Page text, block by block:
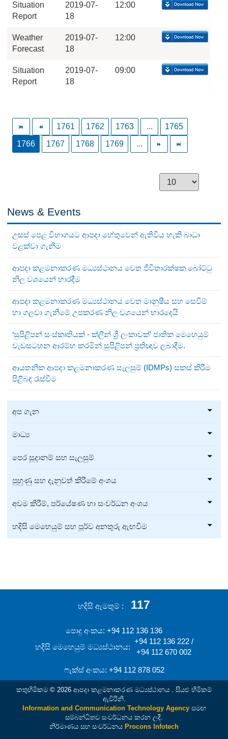
Situation
Report
2019-07-
18
12:00
Weather
Forecast
2019-07-
18
12:00
Situation
Report
2019-07-
18
09:00
1761 1762 1763 ...
1765
1766
1767 1768 1769 ...
News & Events
උසස් පෙළ විභාගයට ආපදා හේතුවෙන් ඇතිවිය හැකි බාධා
වළක්වා ගැනීම
ආපදා කළමනාකරණ මධ්‍යස්ථානය වෙත ජීවිතාරක්ෂක බෝට්ටු
නිල වශයෙන් භාරදීම
ආපදා කළමනාකරණ මධ්‍යස්ථානය වෙත මානුෂීය සහ සෙවීම්
හා ගලවා ගැනීමේ උපකරණ නිල වශයෙන් භාරදෙයි
‘සුපිළිපන් සංස්කෘතියක් - ක්ලීන් ශ්‍රී ලංකාවක්’ ජාතික මෙහෙයුම්
වැඩසටහන ආරම්භ කරමින් සුපිළිපන් ප්‍රතිඥාව ලබාදීම.
ආයතනික ආපදා කළමනාකරණ සැලසුම් (IDMPs) සකස් කිරීම
පිළිබඳ රැස්වීම
අප ගැන
මාධ්‍ය
පෙර සූදානම් සහ සැලසුම්
පුහුණු සහ දැනුවත් කිරීමේ අංශය
අවම කිරීම්, පර්යේෂණ හා සංවර්ධන අංශය
හදිසි මෙහෙයුම් සහ පූර්ව අනතුරු ඇඟවීම
හදිසි ඇමතුම් 117
පොදු අංකය: +94 112 136 136
හදිසි මෙහෙයුම් මධ්‍යස්ථානය:
+94 112 136 222 /
+94 112 670 002
ෆැක්ස් අංකය: +94 112 878 052
කතුහිමිකම © 2026 ආපදා කළමනාකරණ මධ්‍යස්ථානය . සියළු හිමිකම්
ඇවිරිනි.
Information and Communication Technology Agencyසමඟ
සම්බන්ධිතව සංවර්ධනය කරන ලදී.
නිර්මාණය සහ සංවර්ධනය Procons Infotech